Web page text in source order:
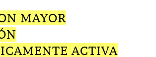
MAYOR
ACTIVA